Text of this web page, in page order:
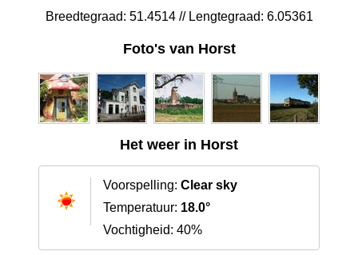
Breedtegraad: 51.4514 // Lengtegraad: 6.05361
Foto's van Horst
Het weer in Horst
Voorspelling: Clear sky
Temperatuur: 18.0°
Vochtigheid: 40%